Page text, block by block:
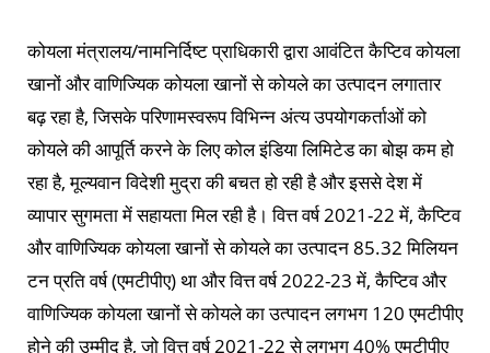
कोयला मंत्रालय/नामनिर्दिष्ट प्राधिकारी द्वारा आवंटित कैप्टिव कोयला
खानों और वाणिज्यिक कोयला खानों से कोयले का उत्पादन लगातार
बढ़ रहा है, जिसके परिणामस्वरूप विभिन्न अंत्य उपयोगकर्ताओं को
कोयले की आपूर्ति करने के लिए कोल इंडिया लिमिटेड का बोझ कम हो
रहा है, मूल्यवान विदेशी मुद्रा की बचत हो रही है और इससे देश में
व्यापार सुगमता में सहायता मिल रही है। वित्त वर्ष 2021-22 में, कैप्टिव
और वाणिज्यिक कोयला खानों से कोयले का उत्पादन 85.32 मिलियन
टन प्रति वर्ष (एमटीपीए) था और वित्त वर्ष 2022-23 में, कैप्टिव और
वाणिज्यिक कोयला खानों से कोयले का उत्पादन लगभग 120 एमटीपीए
होने की उम्मीद है, जो वित्त वर्ष 2021-22 से लगभग 40% एमटीपीए